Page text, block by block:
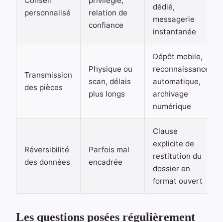
personnalisé
relation de
confiance
dédié,
messagerie
instantanée
Transmission
des pièces
Physique ou
scan, délais
plus longs
Dépôt mobile,
reconnaissance
automatique,
archivage
numérique
Réversibilité
des données
Parfois mal
encadrée
Clause
explicite de
restitution du
dossier en
format ouvert
Les questions posées régulièrement